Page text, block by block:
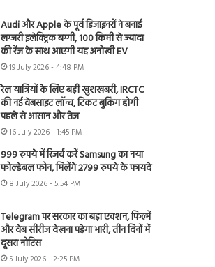
Audi और Apple के पूर्व डिजाइनरों ने बनाई
लग्जरी इलेक्ट्रिक बग्गी, 100 किमी से ज्यादा
की रेंज के साथ आएगी यह अनोखी EV
19 July 2026 - 4:48 PM
रेल यात्रियों के लिए बड़ी खुशखबरी, IRCTC
की नई वेबसाइट लॉन्च, टिकट बुकिंग होगी
पहले से आसान और तेज
16 July 2026 - 1:45 PM
999 रुपये में रिजर्व करें Samsung का नया
फोल्डेबल फोन, मिलेंगे 2799 रुपये के फायदे
8 July 2026 - 5:54 PM
Telegram पर सरकार का बड़ा एक्शन, फिल्में
और वेब सीरीज देखना पड़ेगा भारी, तीन दिनों में
दूसरा नोटिस
5 July 2026 - 2:25 PM